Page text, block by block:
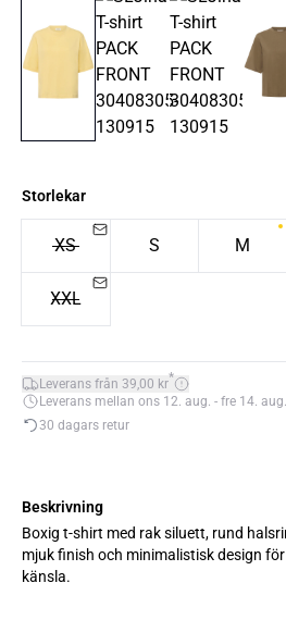
Storlekar
XS S M
XXL
Leverans från 39,00 kr*
Leverans mellan ons 12. aug. - fre 14. aug.
30 dagars retur
Beskrivning
Boxig t-shirt med rak siluett, rund
mjuk finish och minimalistisk design
känsla.